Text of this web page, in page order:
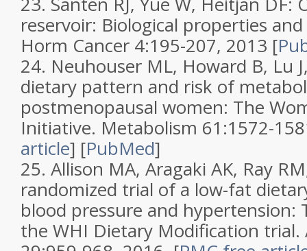
reservoir: Biological properties
Horm Cancer 4:195-207, 2013 [
24. Neuhouser ML, Howard B, Lu
dietary pattern and risk of
postmenopausal women: The
Initiative. Metabolism 61:1572-
article] [PubMed]
25. Allison MA, Aragaki AK, Ray
randomized trial of a low-fat
blood pressure and hypertension:
the WHI Dietary Modification trial.